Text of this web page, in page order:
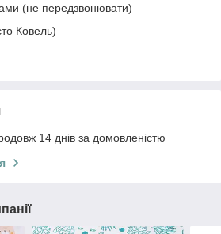
(не передзвонювати)
Ковель)
14 днів за домовленістю